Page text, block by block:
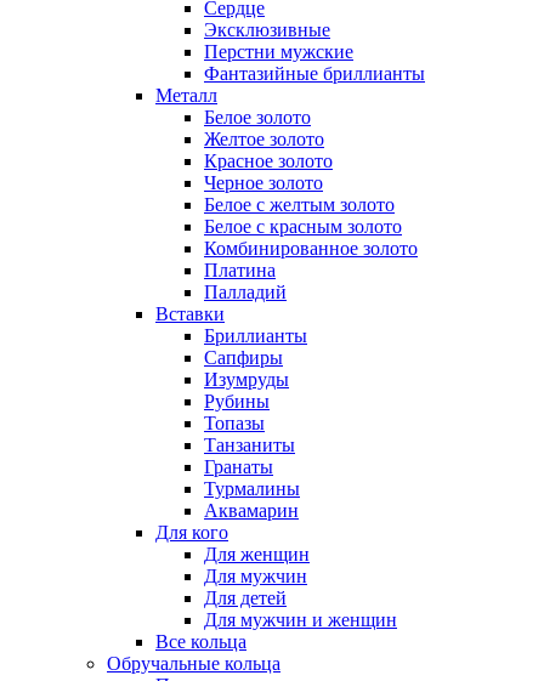
Сердце
Эксклюзивные
Перстни мужские
Фантазийные бриллианты
Металл
Белое золото
Желтое золото
Красное золото
Черное золото
Белое с желтым золото
Белое с красным золото
Комбинированное золото
Платина
Палладий
Вставки
Бриллианты
Сапфиры
Изумруды
Рубины
Топазы
Танзаниты
Гранаты
Турмалины
Аквамарин
Для кого
Для женщин
Для мужчин
Для детей
Для мужчин и женщин
Все кольца
Обручальные кольца